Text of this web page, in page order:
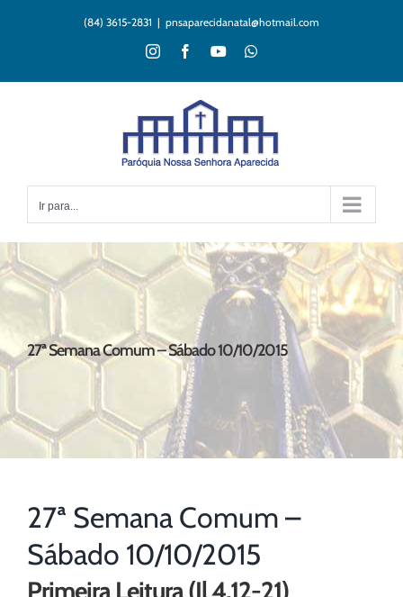
(84) 3615-2831 | pnsaparecidanatal@hotmail.com
InstagramFacebookYouTubeWhatsApp
Ir para...
27ª Semana Comum – Sábado 10/10/2015
27ª Semana Comum –
Sábado 10/10/2015